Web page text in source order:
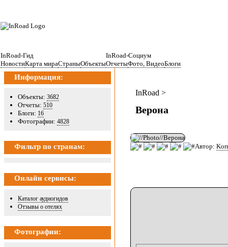
InRoad-Гид
InRoad-Социум
НовостиКарта мираСтраныОбъектыОтчетыФото, ВидеоБлоги
Информация:
Объекты: 3682
Отчеты: 510
Блоги: 16
Фотографии: 4828
Фильтр по странам:
Онлайн сервисы:
Каталог аудиогидов
Отзывы о отелях
Фотографии:
InRoad >
Верона
Автор: